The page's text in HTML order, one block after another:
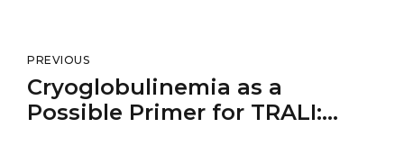
PREVIOUS
Cryoglobulinemia as a
Possible Primer for TRALI: